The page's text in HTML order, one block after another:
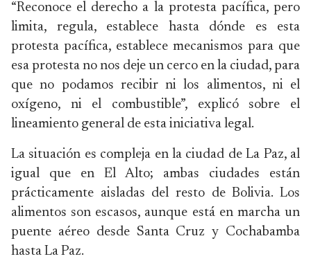
“Reconoce el derecho a la protesta pacífica, pero
limita, regula, establece hasta dónde es esta
protesta pacífica, establece mecanismos para que
esa protesta no nos deje un cerco en la ciudad, para
que no podamos recibir ni los alimentos, ni el
oxígeno, ni el combustible”, explicó sobre el
lineamiento general de esta iniciativa legal.
La situación es compleja en la ciudad de La Paz, al
igual que en El Alto; ambas ciudades están
prácticamente aisladas del resto de Bolivia. Los
alimentos son escasos, aunque está en marcha un
puente aéreo desde Santa Cruz y Cochabamba
hasta La Paz.